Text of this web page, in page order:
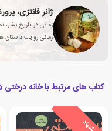
ژانر فانتزی،
زمانی در تاریخ بشر،
زمانی روایت داستان
کتاب های مرتبط با خانه درختی 65 طبقه